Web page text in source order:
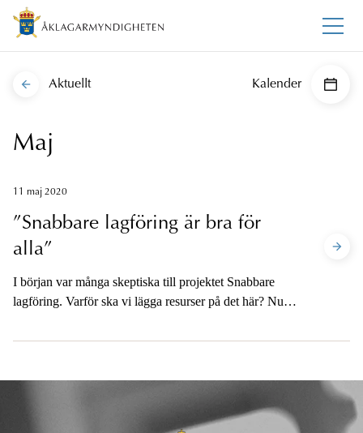
Aktuellt Kalender
Maj
11 maj 2020
”Snabbare lagföring är bra för
alla”
I början var många skeptiska till projektet Snabbare
lagföring. Varför ska vi lägga resurser på det här? Nu är
åklagare, polis, domstol och de inblandade parterna.
läggas på hanteringen av stölder och andra brott som är